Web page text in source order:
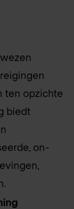
ten opzichte
biedt
on-